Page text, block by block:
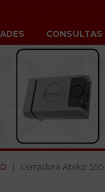
CONSULTAS
Cerradura Ateko